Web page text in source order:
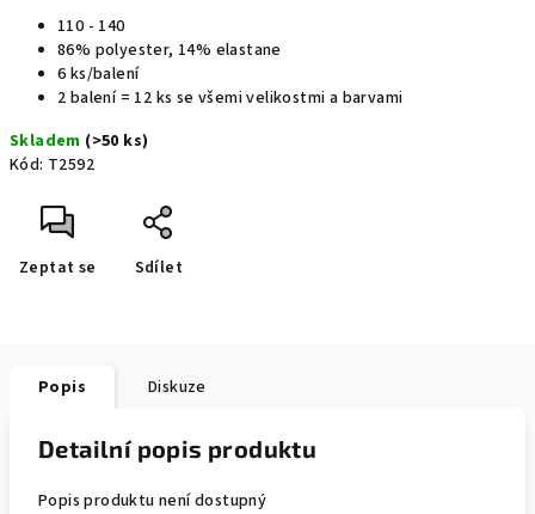
110 - 140
86% polyester, 14% elastane
6 ks/balení
2 balení = 12 ks se všemi velikostmi a barvami
Skladem (>50 ks)
Kód: T2592
Zeptat se Sdílet
Popis Diskuze
Detailní popis produktu
Popis produktu není dostupný